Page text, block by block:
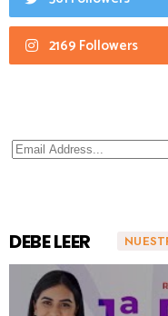
2169 Followers
DEBE LEER